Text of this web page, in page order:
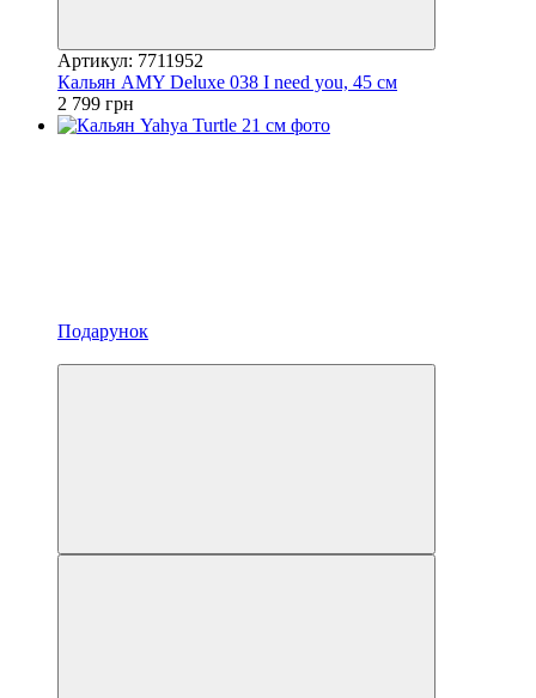
Артикул: 7711952
Кальян AMY Deluxe 038 I need you, 45 см
2 799 грн
Подарунок